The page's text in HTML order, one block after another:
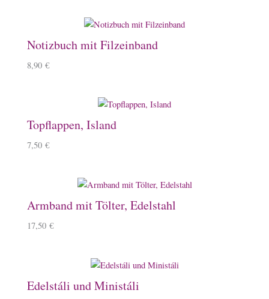
Notizbuch mit Filzeinband
8,90 €
Topflappen, Island
7,50 €
Armband mit Tölter, Edelstahl
17,50 €
Edelstáli und Ministáli